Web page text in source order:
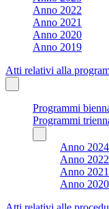
Anno 2022
Anno 2021
Anno 2020
Anno 2019
Atti relativi alla
Programmi
Programmi
Anno 2024
Anno 2022
Anno 2021
Anno 2020